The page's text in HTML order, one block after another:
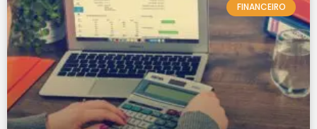
FINANCEIRO